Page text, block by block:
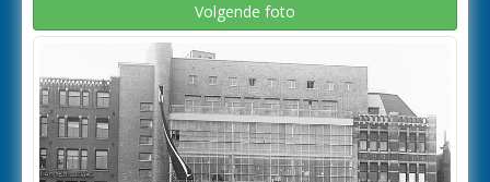
Volgende foto